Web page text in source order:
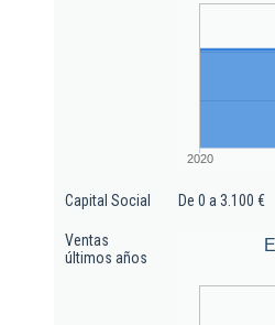
2020
Capital Social De 0 a 3.100 €
Ventas
últimos años